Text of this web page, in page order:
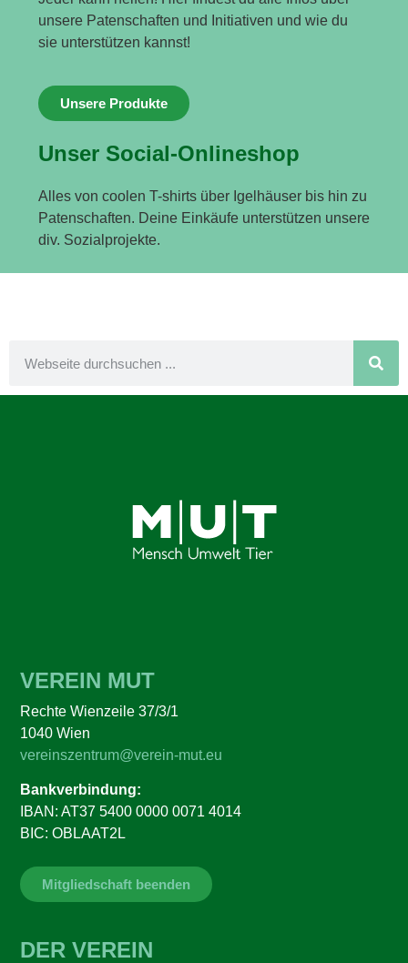
unsere Patenschaften und Initiativen und wie du
sie unterstützen kannst!
Unsere Produkte
Unser Social-Onlineshop
Alles von coolen T-shirts über Igelhäuser bis hin zu
Patenschaften. Deine Einkäufe unterstützen unsere
div. Sozialprojekte.
VEREIN MUT
Rechte Wienzeile 37/3/1
1040 Wien
vereinszentrum@verein-mut.eu
Bankverbindung:
IBAN: AT37 5400 0000 0071 4014
BIC: OBLAAT2L
Mitgliedschaft beenden
DER VEREIN